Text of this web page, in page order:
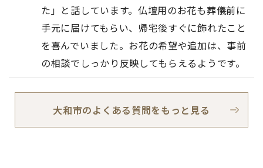
た」と話しています。仏壇用のお花も葬儀前に
手元に届けてもらい、帰宅後すぐに飾れたこと
を喜んでいました。お花の希望や追加は、事前
の相談でしっかり反映してもらえるようです。
大和市のよくある質問をもっと見る